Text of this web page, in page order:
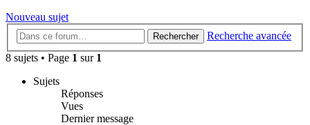
Nouveau sujet
Rechercher
Recherche avancée
8 sujets • Page 1 sur 1
Sujets
Réponses
Vues
Dernier message